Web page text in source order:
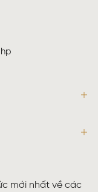
mới nhất về các